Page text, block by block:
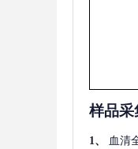
样品采
1、 血清